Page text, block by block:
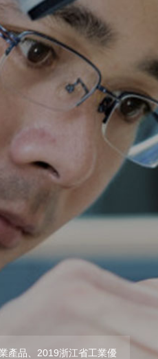
產品、2019浙江省工業優